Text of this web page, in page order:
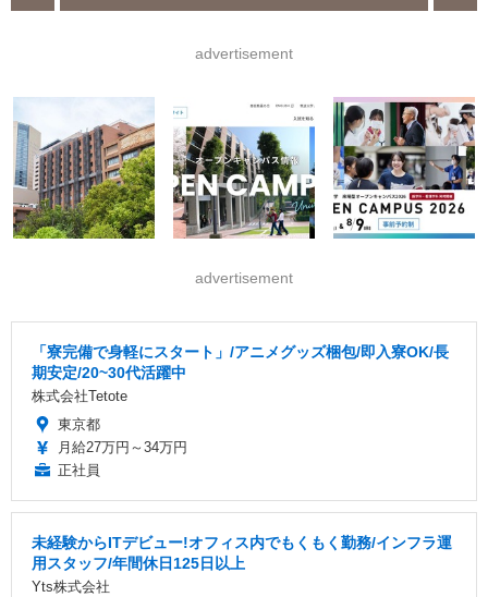
advertisement
advertisement
「寮完備で身軽にスタート」/アニメグッズ梱包/即入寮OK/長
期安定/20~30代活躍中
株式会社Tetote
東京都
月給27万円～34万円
正社員
未経験からITデビュー!オフィス内でもくもく勤務/インフラ運
用スタッフ/年間休日125日以上
Yts株式会社